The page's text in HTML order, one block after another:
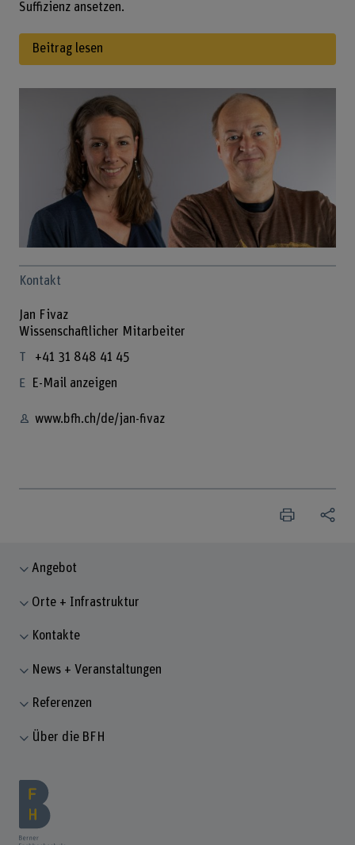
Suffizienz ansetzen.
Beitrag lesen
Kontakt
Jan Fivaz
Wissenschaftlicher Mitarbeiter
+41 31 848 41 45
E-Mail anzeigen
www.bfh.ch/de/jan-fivaz
Angebot
Orte + Infrastruktur
Kontakte
News + Veranstaltungen
Referenzen
Über die BFH